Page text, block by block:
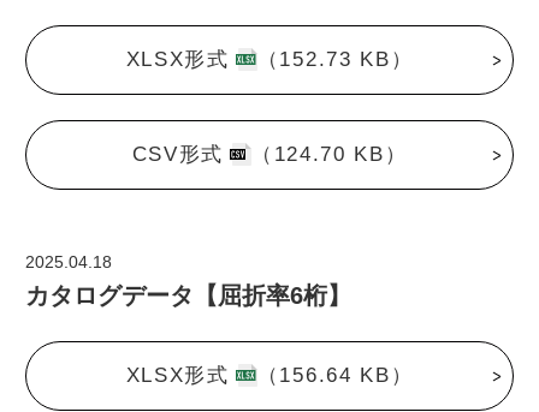
XLSX形式 （152.73 KB）
CSV形式 （124.70 KB）
2025.04.18
カタログデータ【屈折率6桁】
XLSX形式 （156.64 KB）